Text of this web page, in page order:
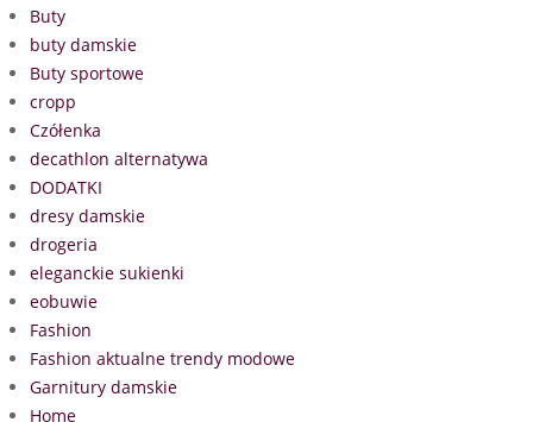
Buty
buty damskie
Buty sportowe
cropp
Czółenka
decathlon alternatywa
DODATKI
dresy damskie
drogeria
eleganckie sukienki
eobuwie
Fashion
Fashion aktualne trendy modowe
Garnitury damskie
Home